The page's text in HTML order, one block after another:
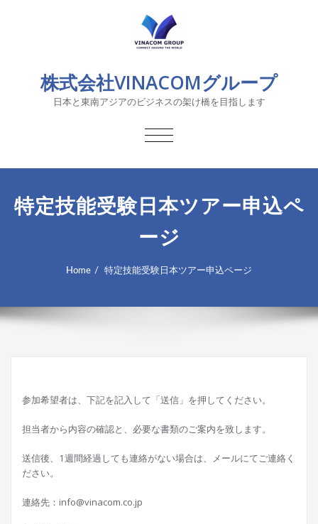
株式会社VINACOMグループ
日本と東南アジアのビジネスの架け橋を目指します
TOGGLE
特定技能受験日本ツアー申込ペ
ージ
Home 特定技能受験日本ツアー申込ページ
参加希望者は、下記を記入して「送信」を押してください。
担当者から内容の確認と、必要な書類のご案内を致します。
送信後、1週間経過しても連絡がない場合は、メールにてご連絡く
ださい。
連絡先：info@vinacom.co.jp